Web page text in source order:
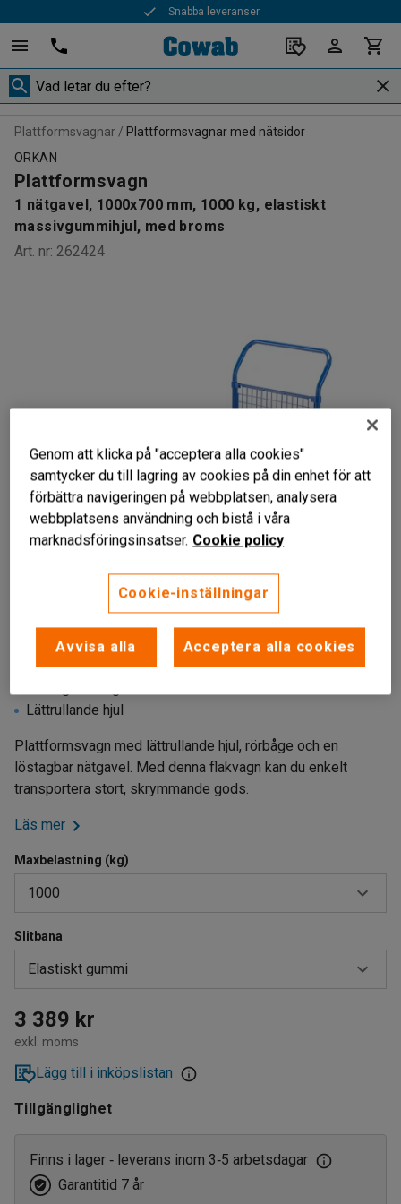
Snabba leveranser
Plattformsvagnar
Plattformsvagnar med nätsidor
ORKAN
Plattformsvagn
1 nätgavel, 1000x700 mm, 1000 kg, elastiskt
massivgummihjul, med broms
Art. nr: 262424
Stryktålig konstruktion
Lättrullande hjul
Plattformsvagn med lättrullande hjul, rörbåge och en
löstagbar nätgavel. Med denna flakvagn kan du enkelt
transportera stort, skrymmande gods.
Läs mer
Maxbelastning (kg)
1000
500
1000
Slitbana
Elastiskt gummi
Elastiskt gummi
Massivgummi
3 389 kr
exkl. moms
Lägg till i inköpslistan
Tillgänglighet
Finns i lager ‑ leverans inom 3‑5 arbetsdagar
Garantitid 7 år
Genom att klicka på "acceptera alla cookies"
samtycker du till lagring av cookies på din enhet för att
förbättra navigeringen på webbplatsen, analysera
webbplatsens användning och bistå i våra
marknadsföringsinsatser. Cookie policy
Cookie-inställningar
Avvisa alla Acceptera alla cookies